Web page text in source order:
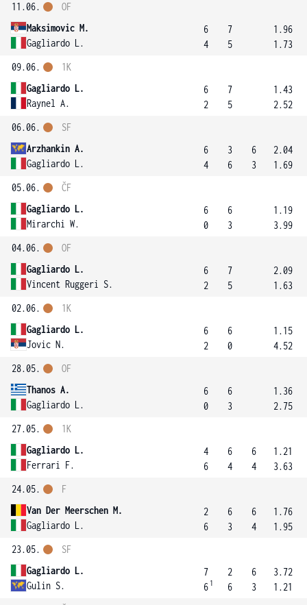
11.06.
Maksimovic M.
Gagliardo L.
OF
6
4
7
5
1.96
1.73
09.06.
Gagliardo L.
Raynel A.
1K
6
2
7
5
1.43
2.52
06.06.
Arzhankin A.
Gagliardo L.
SF
6
4
3
6
6
3
2.04
1.69
05.06.
Gagliardo L.
Mirarchi W.
ČF
6
0
6
3
1.19
3.99
04.06.
Gagliardo L.
Vincent Ruggeri S.
OF
6
2
7
5
2.09
1.63
02.06.
Gagliardo L.
Jovic N.
1K
6
2
6
0
1.15
4.52
28.05.
Thanos A.
Gagliardo L.
OF
6
0
6
3
1.36
2.75
27.05.
Gagliardo L.
Ferrari F.
1K
4
6
6
4
6
4
1.21
3.63
24.05.
Van Der Meerschen M.
Gagliardo L.
F
2
6
6
3
6
4
1.76
1.95
23.05.
Gagliardo L.
Gulin S.
SF
7
6 1
2
6
6
3
3.72
1.21